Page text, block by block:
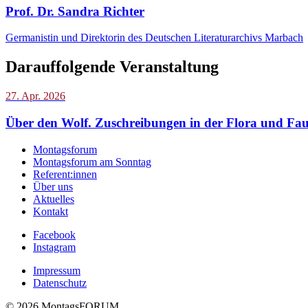
Prof. Dr. Sandra Richter
Germanistin und Direktorin des Deutschen Literaturarchivs Marbach
Darauffolgende Veranstaltung
27. Apr. 2026
Über den Wolf. Zuschreibungen in der Flora und
Montagsforum
Montagsforum am Sonntag
Referent:innen
Über uns
Aktuelles
Kontakt
Facebook
Instagram
Impressum
Datenschutz